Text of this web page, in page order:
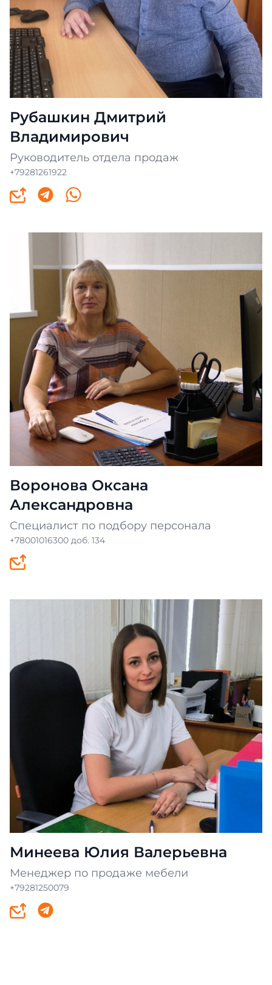
Рубашкин Дмитрий
Владимирович
Руководитель отдела продаж
+79281261922
Воронова Оксана
Александровна
Специалист по подбору персонала
+78001016300 доб. 134
Минеева Юлия Валерьевна
Менеджер по продаже мебели
+79281250079